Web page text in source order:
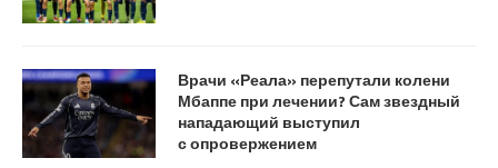
Врачи «Реала» перепутали колени
Мбаппе при лечении? Сам звездный
нападающий выступил
с опровержением